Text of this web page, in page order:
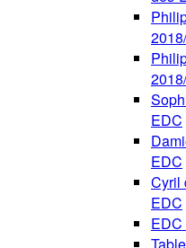
EDC
EDC
Cyril
EDC
EDC